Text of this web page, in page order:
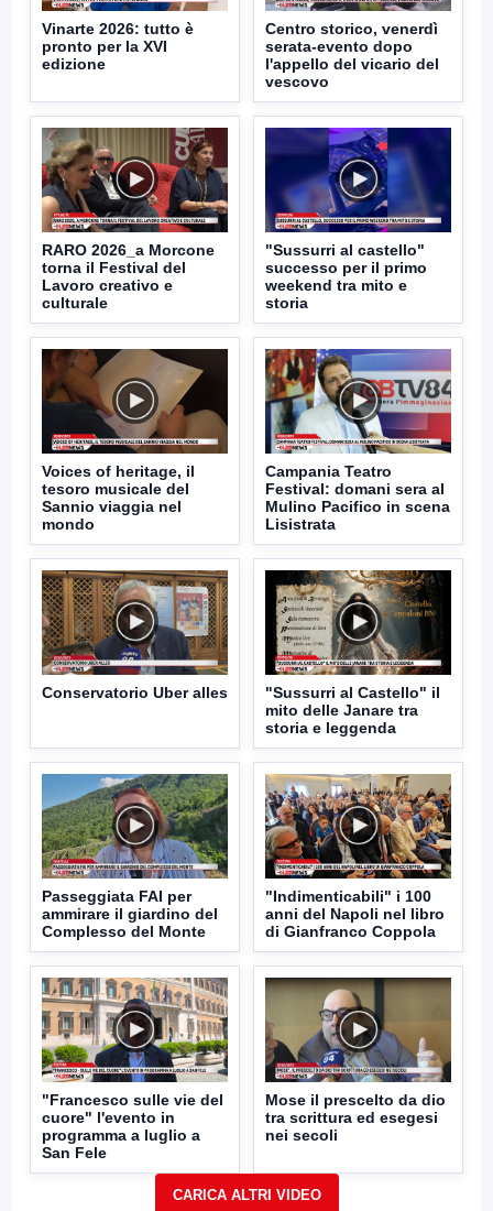
Vinarte 2026: tutto è
pronto per la XVI
edizione
Centro storico, venerdì
serata-evento dopo
l'appello del vicario del
vescovo
RARO 2026_a Morcone
torna il Festival del
Lavoro creativo e
culturale
"Sussurri al castello"
successo per il primo
weekend tra mito e
storia
Voices of heritage, il
tesoro musicale del
Sannio viaggia nel
mondo
Campania Teatro
Festival: domani sera al
Mulino Pacifico in scena
Lisistrata
Conservatorio Uber alles
"Sussurri al Castello" il
mito delle Janare tra
storia e leggenda
Passeggiata FAI per
ammirare il giardino del
Complesso del Monte
"Indimenticabili" i 100
anni del Napoli nel libro
di Gianfranco Coppola
"Francesco sulle vie del
cuore" l'evento in
programma a luglio a
San Fele
Mose il prescelto da dio
tra scrittura ed esegesi
nei secoli